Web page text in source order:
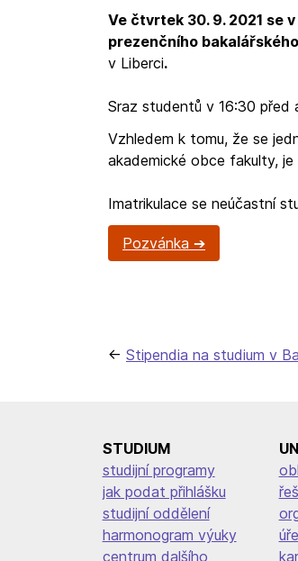
Ve čtvrtek 30. 9. 2021 se
prezenčního
v Liberci.
Sraz studentů v 16:30 před
Vzhledem k tomu, že se
akademické obce fakulty,
Imatrikulace se neúčastní
Pozvánka
Navigace
Stipendia na studium v
STUDIUM
studijní programy
jak podat přihlášku
studijní oddělení
harmonogram výuky
centrum dalšího